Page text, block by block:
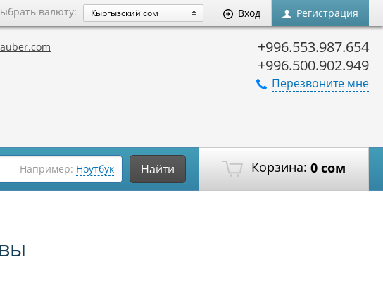
Вход Регистрация
валюту: Кыргызский сом
+996.553.987.654
+996.500.902.949
Перезвоните мне
Корзина: 0 сом
Например: Ноутбук Найти